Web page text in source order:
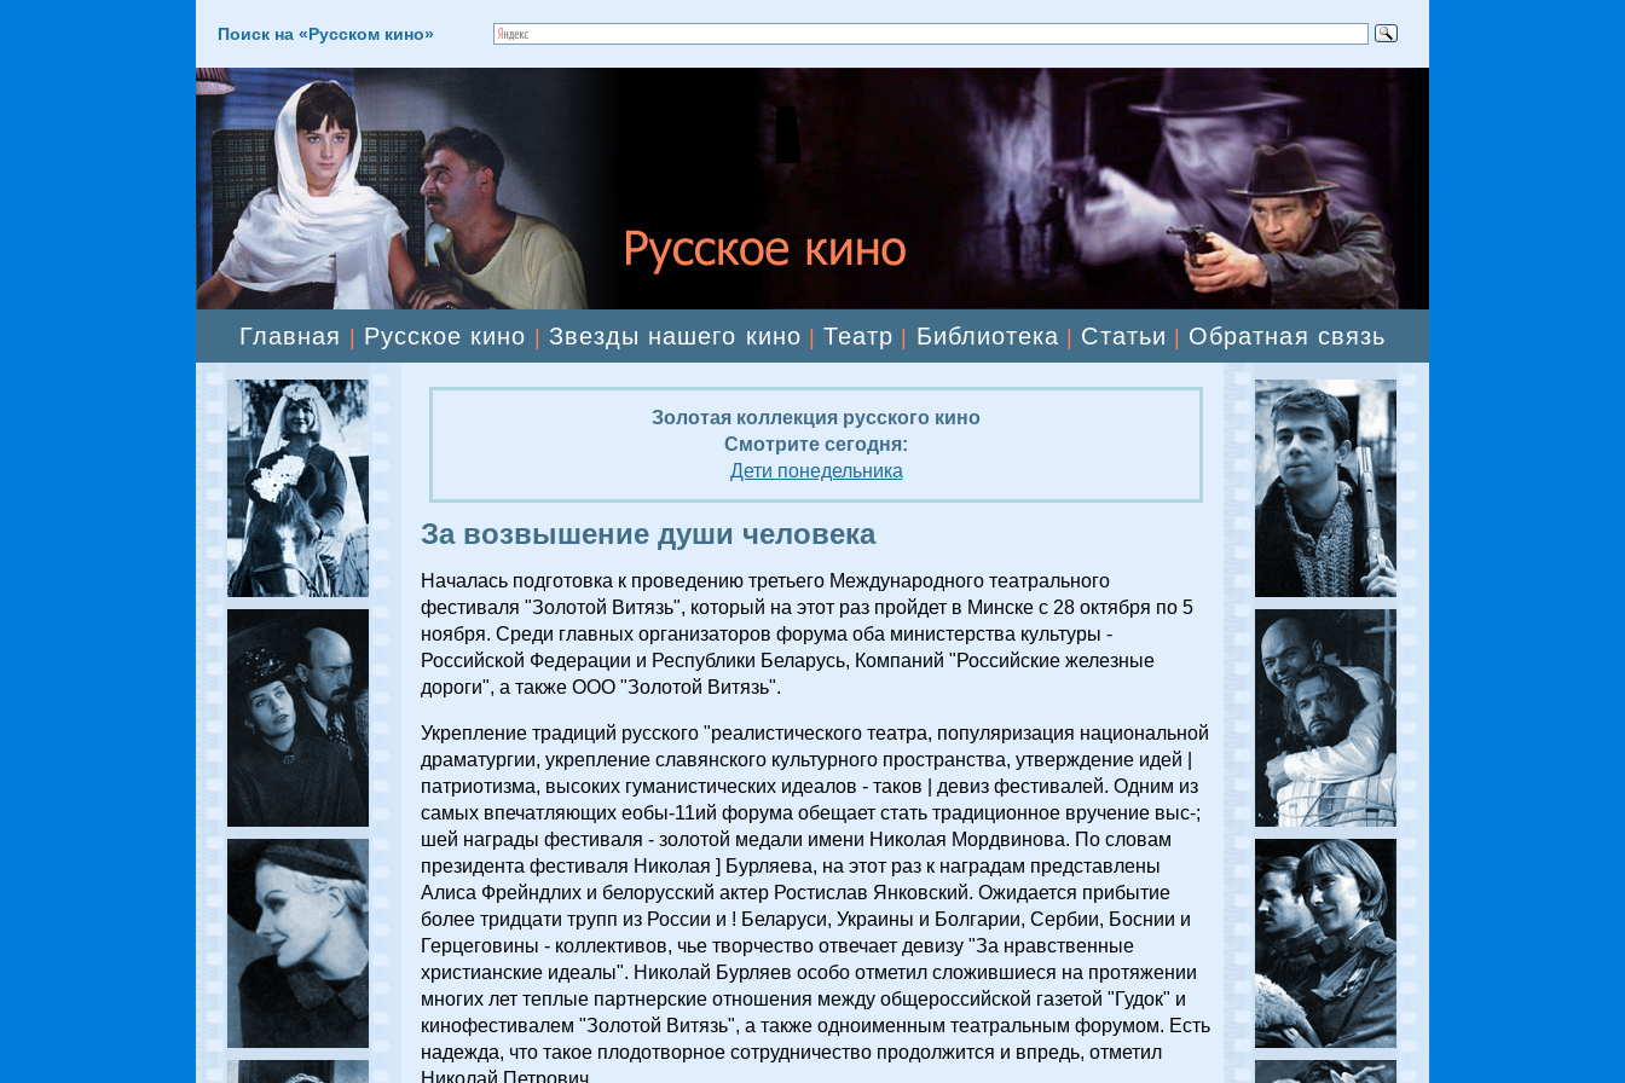
Поиск на «Русском кино»
Главная Русское кино Звезды нашего кино |Театр Библиотека Статьи Обратная связь
Золотая коллекция русского кино
Смотрите сегодня:
Дети понедельника
За возвышение души человека
Началась подготовка к проведению третьего Международного театрального
фестиваля "Золотой Витязь", который на этот раз пройдет в Минске с 28 октября по 5
ноября. Среди главных организаторов форума оба министерства культуры -
Российской Федерации и Республики Беларусь, Компаний "Российские железные
дороги", а также ООО "Золотой Витязь".
Укрепление традиций русского "реалистического театра, популяризация национальной
драматургии, укрепление славянского культурного пространства, утверждение идей |
патриотизма, высоких гуманистических идеалов - таков | девиз фестивалей. Одним из
самых впечатляющих еобы-11ий форума обещает стать традиционное вручение выс-;
шей награды фестиваля - золотой медали имени Николая Мордвинова. По словам
президента фестиваля Николая ] Бурляева, на этот раз к наградам представлены
Алиса Фрейндлих и белорусский актер Ростислав Янковский. Ожидается прибытие
более тридцати трупп из России и ! Беларуси, Украины и Болгарии, Сербии, Боснии и
Герцеговины - коллективов, чье творчество отвечает девизу "За нравственные
христианские идеалы". Николай Бурляев особо отметил сложившиеся на протяжении
многих лет теплые партнерские отношения между общероссийской газетой "Гудок" и
кинофестивалем "Золотой Витязь", а также одноименным театральным форумом. Есть
надежда, что такое плодотворное сотрудничество продолжится и впредь, отметил
Николай Петрович.